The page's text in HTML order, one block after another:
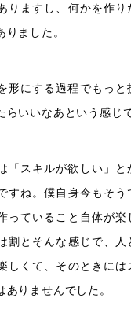
りますし、何かを作り
りました。
形にする過程でもっと
らいいなあという感じ
「スキルが欲しい」と
すね。僕自身今もそう
っていること自体が楽
割とそんな感じで、人
しくて、そのときには
ありませんでした。